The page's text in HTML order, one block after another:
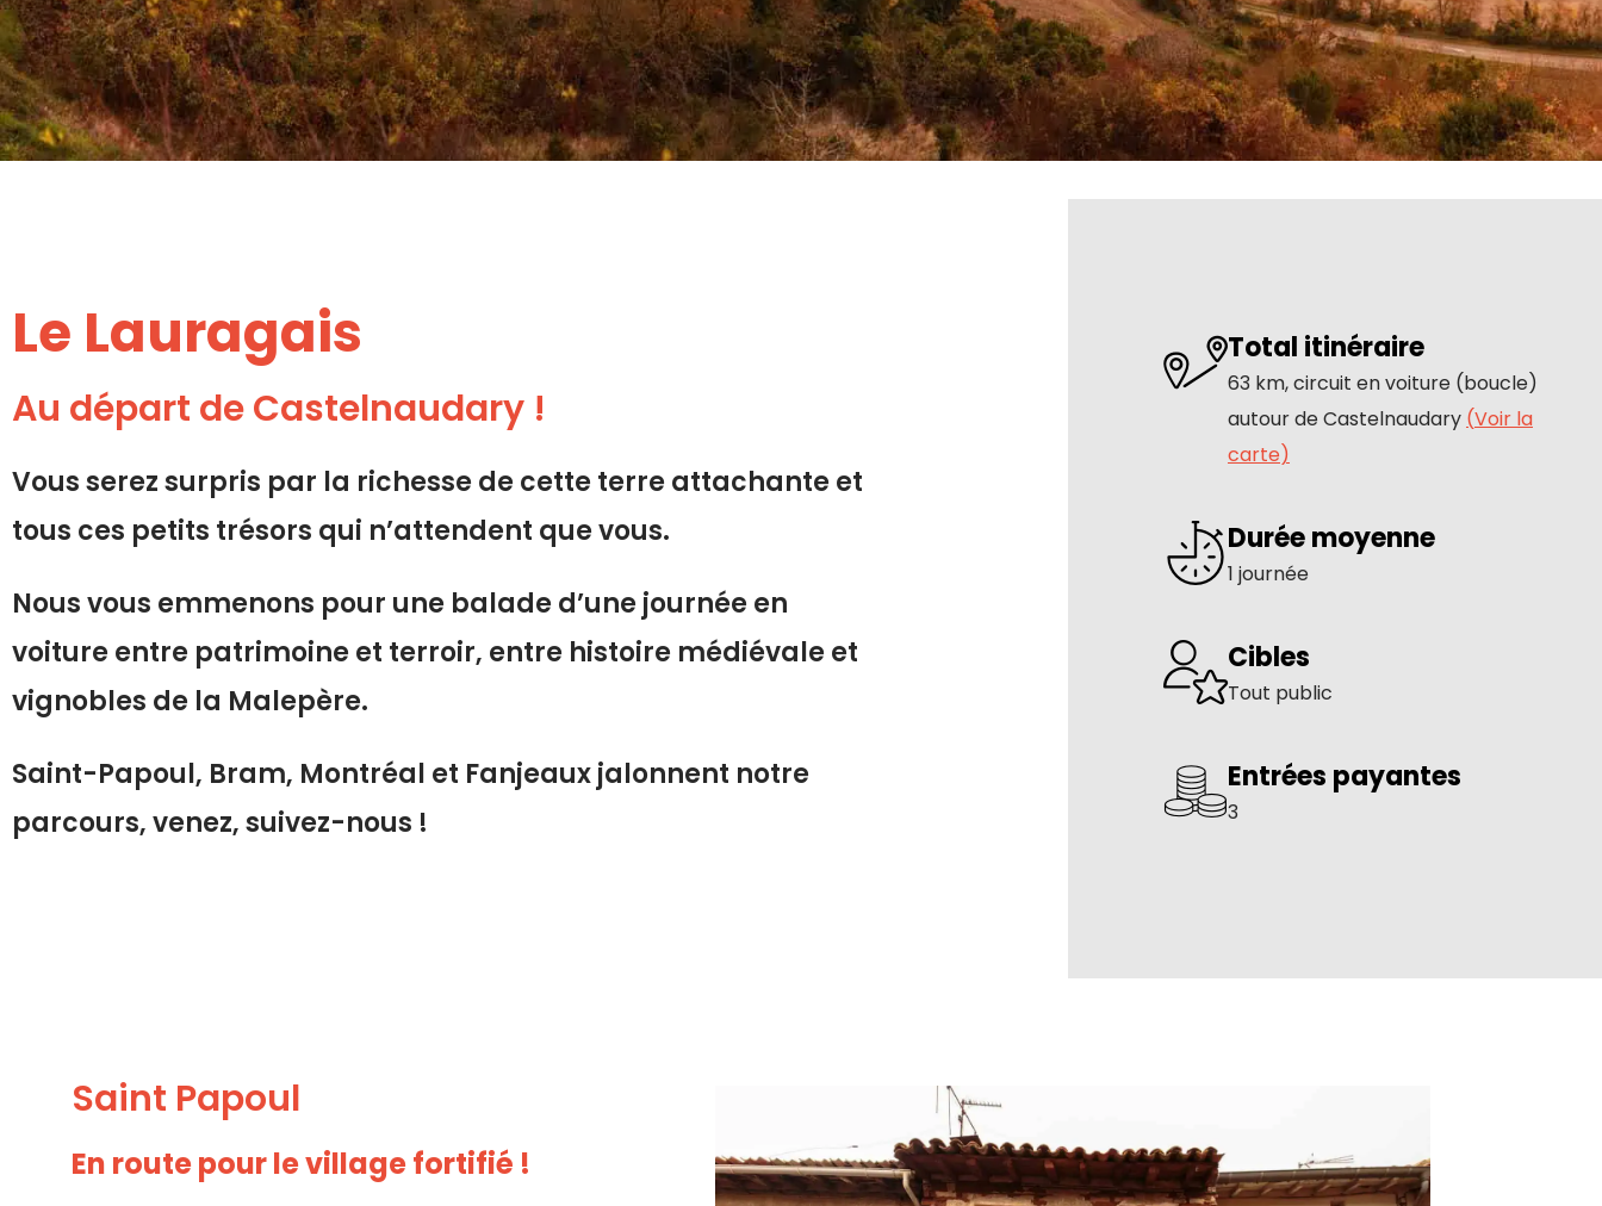
Le Lauragais
Au départ de Castelnaudary !
Vous serez surpris par la richesse de cette terre attachante et
tous ces petits trésors qui n’attendent que vous.
Nous vous emmenons pour une balade d’une journée en
voiture entre patrimoine et terroir, entre histoire médiévale et
vignobles de la Malepère.
Saint-Papoul, Bram, Montréal et Fanjeaux jalonnent notre
parcours, venez, suivez-nous !
Total itinéraire
63 km, circuit en voiture (boucle)
autour de Castelnaudary (Voir la
carte)
Durée moyenne
1 journée
Cibles
Tout public
Entrées payantes
3
Saint Papoul
En route pour le village fortifié !